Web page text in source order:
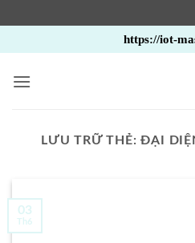
qua
nội
https://iot-
LƯU TRỮ THẺ:ĐẠI
03
Th6